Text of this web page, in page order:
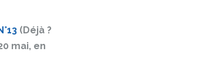
(Déjà ?
mai, en